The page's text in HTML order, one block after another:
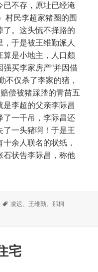
已不存，原址已经淹
村民李超家猪圈的围
了。这头慌不择路的
于是被王维勤派人
算是小地主，人口颇
买李家房产“并因借
不仅杀了李家的猪，
偿被猪踩踏的青苗五
李超的父亲李际昌
了一千吊，李际昌还
了一头猪啊！于是王
余人联名的状纸，
石状告李际昌，称他
标
凌迟、 王维勤、那桐
宅